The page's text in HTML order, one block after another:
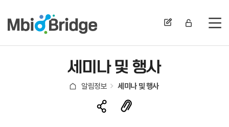
전
세미나 및 행사
알림정보 세미나 및 행사